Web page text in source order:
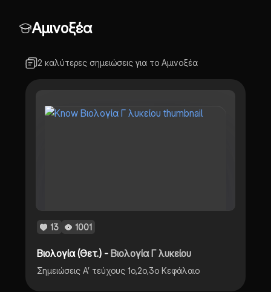
Αμινοξέα
2 καλύτερες σημειώσεις για το Αμινοξέα
13 1001
Βιολογία (Θετ.) -Βιολογία Γ λυκείου
Σημειώσεις Α’ τεύχους 1ο,2ο,3ο Κεφάλαιο